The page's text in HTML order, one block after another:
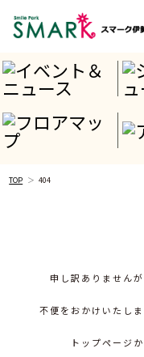
TOP 404
申し訳ありません
不便をおかけいたし
トップページ